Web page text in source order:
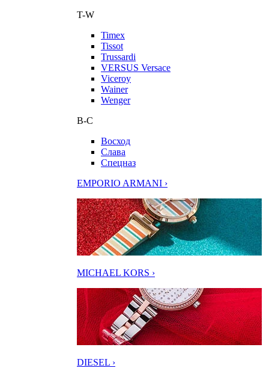
T-W
Timex
Tissot
Trussardi
VERSUS Versace
Viceroy
Wainer
Wenger
В-С
Восход
Слава
Спецназ
EMPORIO ARMANI ›
MICHAEL KORS ›
DIESEL ›